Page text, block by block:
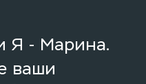
Я - Марина.
ваши